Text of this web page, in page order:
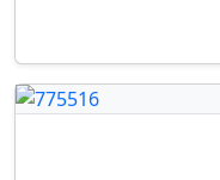
machine a cafe
machine a cafe